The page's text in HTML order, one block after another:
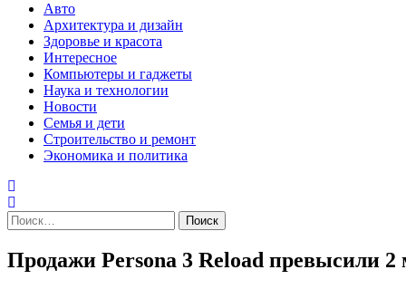
Авто
Архитектура и дизайн
Здоровье и красота
Интересное
Компьютеры и гаджеты
Наука и технологии
Новости
Семья и дети
Строительство и ремонт
Экономика и политика
Найти:
Продажи Persona 3 Reload превысили